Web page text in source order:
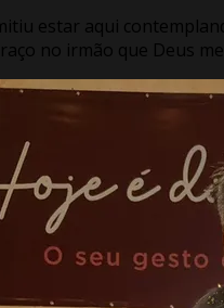
estar aqui
no irmão que Deus